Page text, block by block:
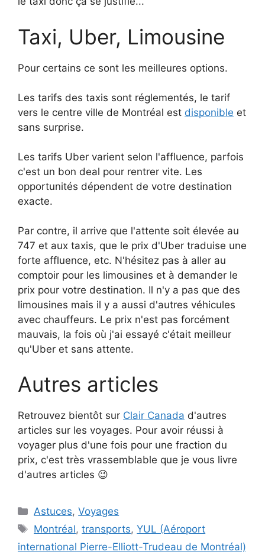
Taxi, Uber, Limousine
Pour certains ce sont les meilleures options.
Les tarifs des taxis sont réglementés, le tarif
vers le centre ville de Montréal est disponible et
sans surprise.
Les tarifs Uber varient selon l'affluence, parfois
c'est un bon deal pour rentrer vite. Les
opportunités dépendent de votre destination
exacte.
Par contre, il arrive que l'attente soit élevée au
747 et aux taxis, que le prix d'Uber traduise une
forte affluence, etc. N'hésitez pas à aller au
comptoir pour les limousines et à demander le
prix pour votre destination. Il n'y a pas que des
limousines mais il y a aussi d'autres véhicules
avec chauffeurs. Le prix n'est pas forcément
mauvais, la fois où j'ai essayé c'était meilleur
qu'Uber et sans attente.
Autres articles
Retrouvez bientôt sur Clair Canada d'autres
articles sur les voyages. Pour avoir réussi à
voyager plus d'une fois pour une fraction du
prix, c'est très vrassemblable que je vous livre
d'autres articles 😉
Catégories
Astuces,Voyages
Étiquettes
Montréal,transports,YUL (Aéroport
international Pierre-Elliott-Trudeau de Montréal)